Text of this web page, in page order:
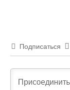
Подписаться